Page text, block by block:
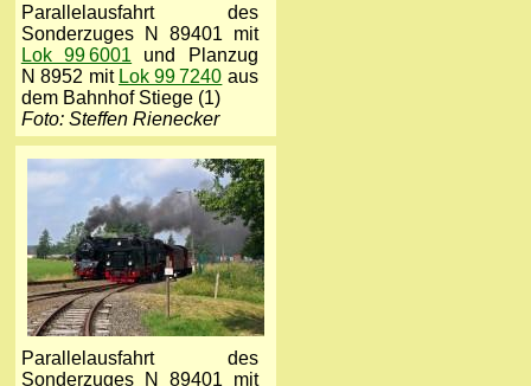
Parallelausfahrt des
Sonderzuges N 89401 mit
Lok 99 6001 und Planzug
N 8952 mit Lok 99 7240 aus
dem Bahnhof Stiege (1)
Foto: Steffen Rienecker
Parallelausfahrt des
Sonderzuges N 89401 mit